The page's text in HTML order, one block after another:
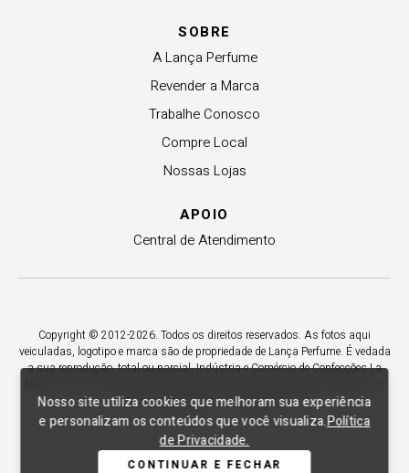
Nosso site utiliza cookies que melhoram sua experiência
e personalizam os conteúdos que você visualiza.Política
de Privacidade.
CONTINUAR E FECHAR
SOBRE
A Lança Perfume
Revender a Marca
Trabalhe Conosco
Compre Local
Nossas Lojas
APOIO
Central de Atendimento
Copyright © 2012-2026. Todos os direitos reservados. As fotos aqui
veiculadas, logotipo e marca são de propriedade de Lança Perfume. É vedada
a sua reprodução, total ou parcial. Indústria e Comércio de Confecções La
1925 - Vila Macarini - Criciúma/SC.